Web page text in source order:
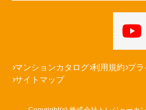
マンションカタログ 利用規約 プラ
サイトマップ